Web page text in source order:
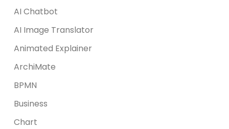
AI Chatbot
AI Image Translator
Animated Explainer
ArchiMate
BPMN
Business
Chart